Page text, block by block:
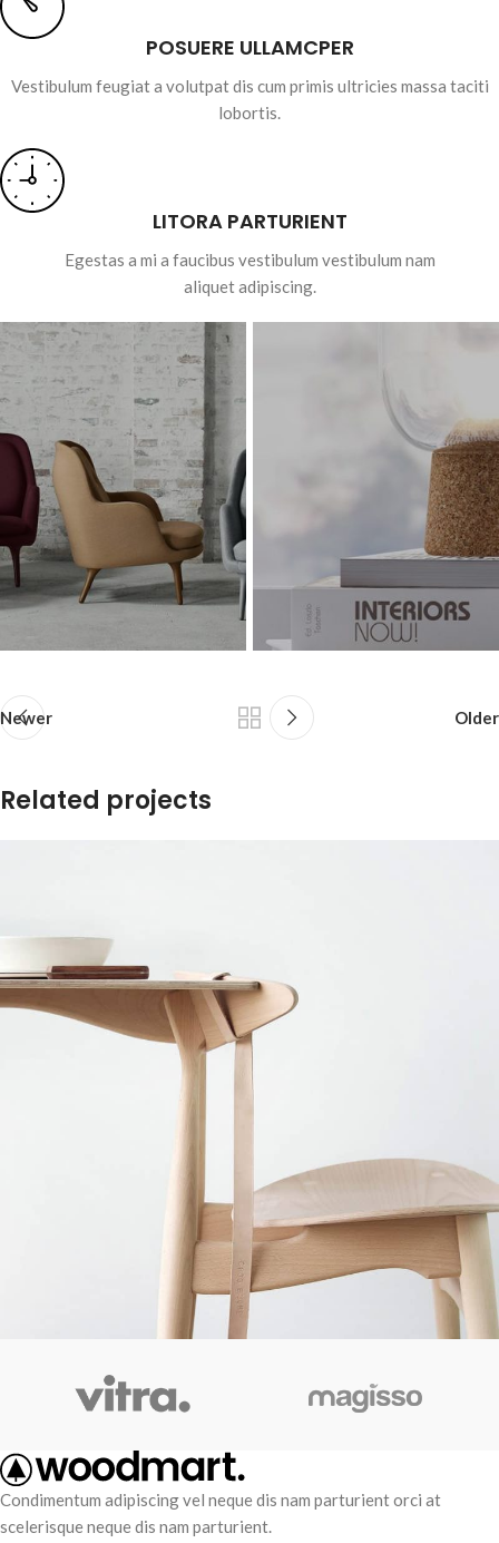
POSUERE ULLAMCPER
Vestibulum feugiat a volutpat dis cum primis ultricies massa taciti
lobortis.
LITORA PARTURIENT
Egestas a mi a faucibus vestibulum vestibulum nam
aliquet adipiscing.
Newer Older
Related projects
Furniture
A lacus bibendum pulvinar
Condimentum adipiscing vel neque dis nam parturient orci at
scelerisque neque dis nam parturient.